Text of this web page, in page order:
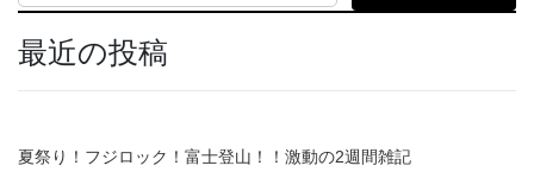
最近の投稿
夏祭り！フジロック！富士登山！！激動の2週間雑記